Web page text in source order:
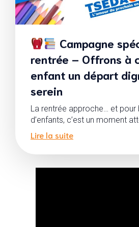
Campagne
rentrée – Offrons à
enfant un départ
serein
La rentrée approche… et pour
d’enfants, c’est un moment
Lire la suite